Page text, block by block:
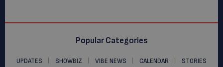
Popular Categories
UPDATES SHOWBIZ VIBE NEWS CALENDAR
STORIES